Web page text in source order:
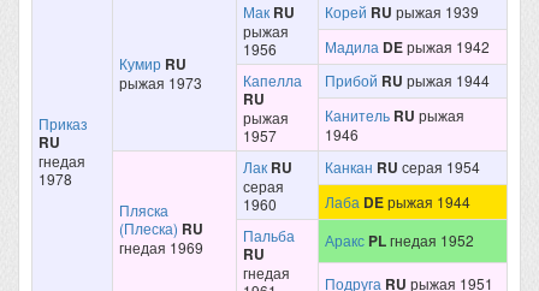
Приказ
RU
гнедая
1978
Кумир RU
рыжая 1973
Мак RU
рыжая
1956
Корей RU рыжая 1939
Мадила DEрыжая 1942
Капелла
RU
рыжая
1957
Прибой RU рыжая 1944
Канитель RU рыжая
1946
Пляска
(Плеска) RU
гнедая 1969
Лак RU
серая
1960
Канкан RU серая 1954
Лаба DEрыжая 1944
Пальба
RU
гнедая
Аракс PLгнедая 1952
Подруга RU рыжая 1951